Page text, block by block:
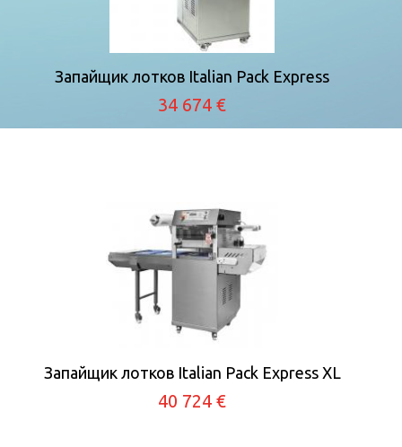
Запайщик лотков Italian Pack Express
34 674 €
Запайщик лотков Italian Pack Express XL
40 724 €